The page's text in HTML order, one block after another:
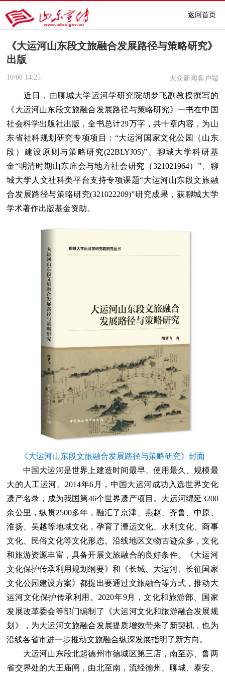
返回首页
《大运河山东段文旅融合发展路径与策略研究》
出版
10/08 14:25 大众新闻客户端
近日，由聊城大学运河学研究院胡梦飞副教授撰写的
《大运河山东段文旅融合发展路径与策略研究》一书在中国
社会科学出版社出版，全书总计29万字，共十章内容，为山
东省社科规划研究专项项目：“大运河国家文化公园（山东
段）建设原则与策略研究(22BLYJ05)”、聊城大学科研基
金“明清时期山东庙会与地方社会研究（321021964）”、聊
城大学人文社科类平台支持专项课题“大运河山东段文旅融
合发展路径与策略研究(321022209)”研究成果，获聊城大学
学术著作出版基金资助。
《大运河山东段文旅融合发展路径与策略研究》封面
中国大运河是世界上建造时间最早、使用最久、规模最
大的人工运河。2014年6月，中国大运河成功入选世界文化
遗产名录，成为我国第46个世界遗产项目。大运河绵延3200
余公里，纵贯2500多年，融汇了京津、燕赵、齐鲁、中原、
淮扬、吴越等地域文化，孕育了漕运文化、水利文化、商事
文化、民俗文化等文化形态。沿线地区文物古迹众多，文化
和旅游资源丰富，具备开展文旅融合的良好条件。《大运河
文化保护传承利用规划纲要》和《长城、大运河、长征国家
文化公园建设方案》都提出要通过文旅融合等方式，推动大
运河文化保护传承利用。2020年9月，文化和旅游部、国家
发展改革委会等部门编制了《大运河文化和旅游融合发展规
划》，为大运河文旅融合发展提质增效带来了新契机，也为
沿线各省市进一步推动文旅融合纵深发展指明了新方向。
大运河山东段北起德州市德城区第三店，南至苏、鲁两
省交界处的大王庙闸，由北至南，流经德州、聊城、泰安、